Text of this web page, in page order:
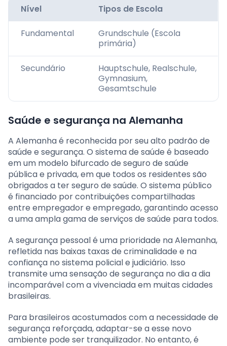
Nível Tipos de Escola
Fundamental
Grundschule (Escola
primária)
Secundário
Hauptschule, Realschule,
Gymnasium,
Gesamtschule
Saúde e segurança na Alemanha
A Alemanha é reconhecida por seu alto padrão de
saúde e segurança. O sistema de saúde é baseado
em um modelo bifurcado de seguro de saúde
pública e privada, em que todos os residentes são
obrigados a ter seguro de saúde. O sistema público
é financiado por contribuições compartilhadas
entre empregador e empregado, garantindo acesso
a uma ampla gama de serviços de saúde para todos.
A segurança pessoal é uma prioridade na Alemanha,
refletida nas baixas taxas de criminalidade e na
confiança no sistema policial e judiciário. Isso
transmite uma sensação de segurança no dia a dia
incomparável com a vivenciada em muitas cidades
brasileiras.
Para brasileiros acostumados com a necessidade de
segurança reforçada, adaptar-se a esse novo
ambiente pode ser tranquilizador. No entanto, é